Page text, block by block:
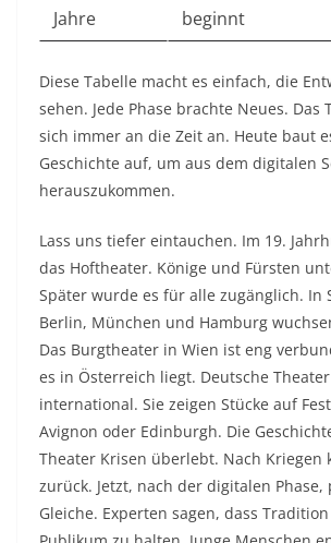
Jahre
beginnt
Diese Tabelle macht es einfach, die
sehen. Jede Phase brachte Neues. Das
sich immer an die Zeit an. Heute baut
Geschichte auf, um aus dem digitalen
herauszukommen.
Lass uns tiefer eintauchen. Im 19.
das Hoftheater. Könige und Fürsten
Später wurde es für alle zugänglich. In
Berlin, München und Hamburg
Das Burgtheater in Wien ist eng
es in Österreich liegt. Deutsche
international. Sie zeigen Stücke auf
Avignon oder Edinburgh. Die
Theater Krisen überlebt. Nach Kriegen
zurück. Jetzt, nach der digitalen Phase,
Gleiche. Experten sagen, dass